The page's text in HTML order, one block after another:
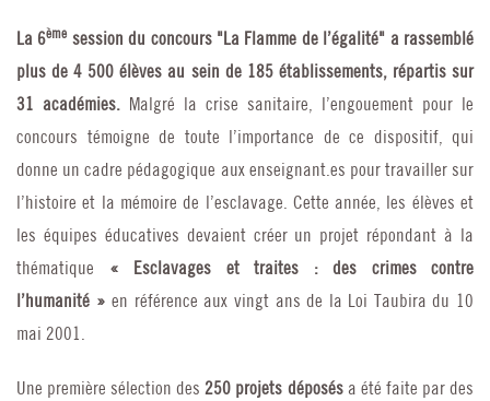
La 6ème session du concours "La Flamme de l’égalité" a rassemblé
plus de 4 500 élèves au sein de 185 établissements, répartis sur
31 académies. Malgré la crise sanitaire, l’engouement pour le
concours témoigne de toute l’importance de ce dispositif, qui
donne un cadre pédagogique aux enseignant.es pour travailler sur
l’histoire et la mémoire de l’esclavage. Cette année, les élèves et
les équipes éducatives devaient créer un projet répondant à la
thématique « Esclavages et traites : des crimes contre
l’humanité » en référence aux vingt ans de la Loi Taubira du 10
mai 2001.
Une première sélection des250 projets déposésa été faite par des